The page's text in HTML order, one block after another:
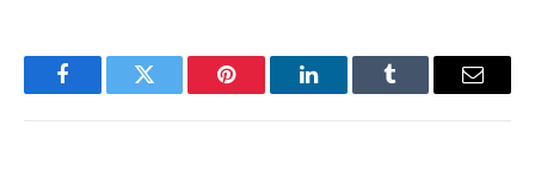
FacebookTwitter Pinterest LinkedInTumblr Email